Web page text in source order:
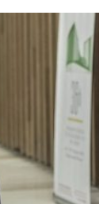
Réforme
Bénin :